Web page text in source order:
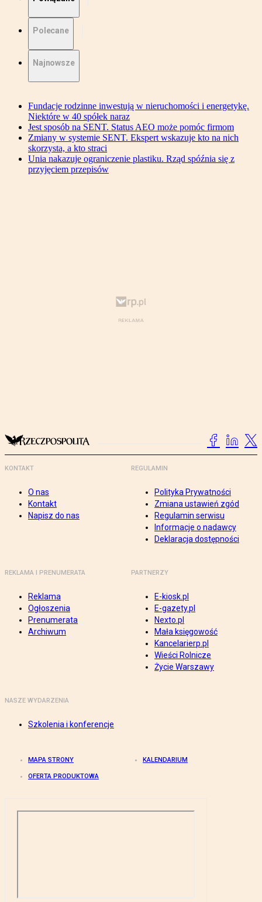
Polecane
Najnowsze
Fundacje rodzinne inwestują w nieruchomości i energetykę.
Niektóre w 40 spółek naraz
Jest sposób na SENT. Status AEO może pomóc firmom
Zmiany w systemie SENT. Ekspert wskazuje kto na nich
skorzysta, a kto straci
Unia nakazuje ograniczenie plastiku. Rząd spóźnia się z
przyjęciem przepisów
KONTAKT
O nas
Kontakt
Napisz do nas
REGULAMIN
Polityka Prywatności
Zmiana ustawień zgód
Regulamin serwisu
Informacje o nadawcy
Deklaracja dostępności
REKLAMA I PRENUMERATA
Reklama
Ogłoszenia
Prenumerata
Archiwum
PARTNERZY
E-kiosk.pl
E-gazety.pl
Nexto.pl
Mała księgowość
Kancelarierp.pl
Wieści Rolnicze
Życie Warszawy
NASZE WYDARZENIA
Szkolenia i konferencje
MAPA STRONY KALENDARIUM
OFERTA PRODUKTOWA